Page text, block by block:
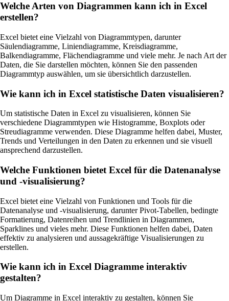
Welche Arten von Diagrammen kann ich in Excel
erstellen?
Excel bietet eine Vielzahl von Diagrammtypen, darunter
Säulendiagramme, Liniendiagramme, Kreisdiagramme,
Balkendiagramme, Flächendiagramme und viele mehr. Je nach Art der
Daten, die Sie darstellen möchten, können Sie den passenden
Diagrammtyp auswählen, um sie übersichtlich darzustellen.
Wie kann ich in Excel statistische Daten visualisieren?
Um statistische Daten in Excel zu visualisieren, können Sie
verschiedene Diagrammtypen wie Histogramme, Boxplots oder
Streudiagramme verwenden. Diese Diagramme helfen dabei, Muster,
Trends und Verteilungen in den Daten zu erkennen und sie visuell
ansprechend darzustellen.
Welche Funktionen bietet Excel für die Datenanalyse
und -visualisierung?
Excel bietet eine Vielzahl von Funktionen und Tools für die
Datenanalyse und -visualisierung, darunter Pivot-Tabellen, bedingte
Formatierung, Datenreihen und Trendlinien in Diagrammen,
Sparklines und vieles mehr. Diese Funktionen helfen dabei, Daten
effektiv zu analysieren und aussagekräftige Visualisierungen zu
erstellen.
Wie kann ich in Excel Diagramme interaktiv
gestalten?
Um Diagramme in Excel interaktiv zu gestalten, können Sie